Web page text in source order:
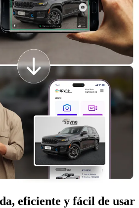
eficiente y fácil de usar